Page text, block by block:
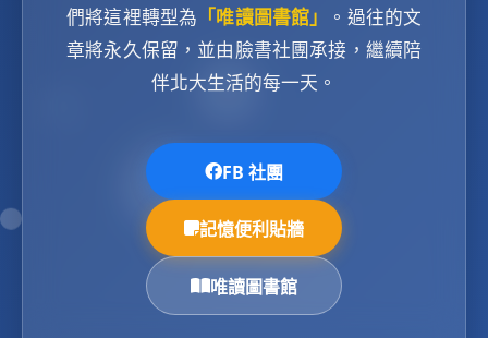
們將這裡轉型為 「唯讀圖書館」
。過往的文
章將永久保留，並由臉書社團承接，繼續陪
伴北大生活的每一天。
FB 社團
記憶便利貼牆
唯讀圖書館